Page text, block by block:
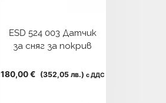
ESD 524 003 Датчик
за сняг за покрив
180,00 € (352,05 лв.) с ДДС